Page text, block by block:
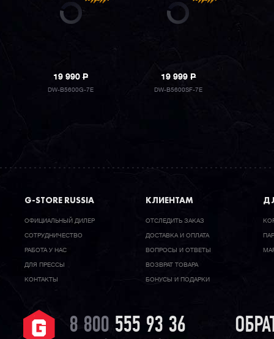
19 990P
DW-B5600G-7E
19 999P
DW-B5600SF-7E
G-STORE RUSSIA
ОФИЦИАЛЬНЫЙ ДИЛЕР
CОТРУДНИЧЕСТВО
РАБОТА У НАС
ДЛЯ ПРЕССЫ
КОНТАКТЫ
КЛИЕНТАМ
ОТСЛЕДИТЬ ЗАКАЗ
ДОСТАВКА И ОПЛАТА
ВОПРОСЫ И ОТВЕТЫ
ВОЗВРАТ ТОВАРА
БОНУСЫ И ПОДАРКИ
8 800 555 93 36